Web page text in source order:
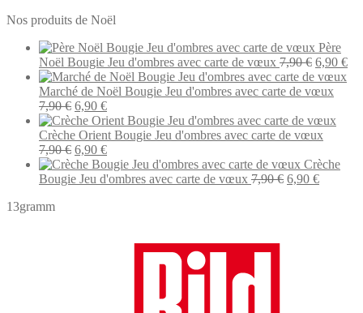
Nos produits de Noël
Père
Noël Bougie Jeu d'ombres avec carte de vœux 7,90€ Le
prix
initial
7,90 €.
6,90 €Le
Marché de Noël Bougie Jeu d'ombres avec carte de vœux
7,90€ Le
prix
initial
était :
7,90 €.
6,90 €Le
prix
actuel
est :
6,90 €.
Crèche Orient Bougie Jeu d'ombres avec carte de vœux
7,90€ Le
prix
initial
6,90 €Le
prix
actuel
Crèche
Bougie Jeu d'ombres avec carte de vœux 7,90€ Le
6,90 €Le
13gramm